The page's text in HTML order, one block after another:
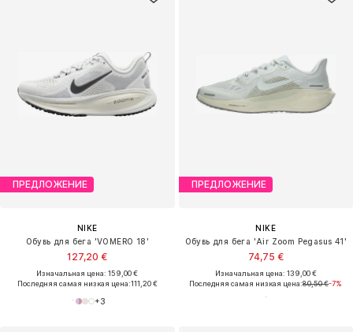
ПРЕДЛОЖЕНИЕ
NIKE
Обувь для бега 'VOMERO 18'
127,20 €
Изначальная цена: 159,00 €
Последняя самая низкая цена:111,20 €
+3
ПРЕДЛОЖЕНИЕ
NIKE
Обувь для бега 'Air Zoom Pegasus 41'
74,75 €
Изначальная цена: 139,00 €
Последняя самая низкая цена:80,50 €-7%